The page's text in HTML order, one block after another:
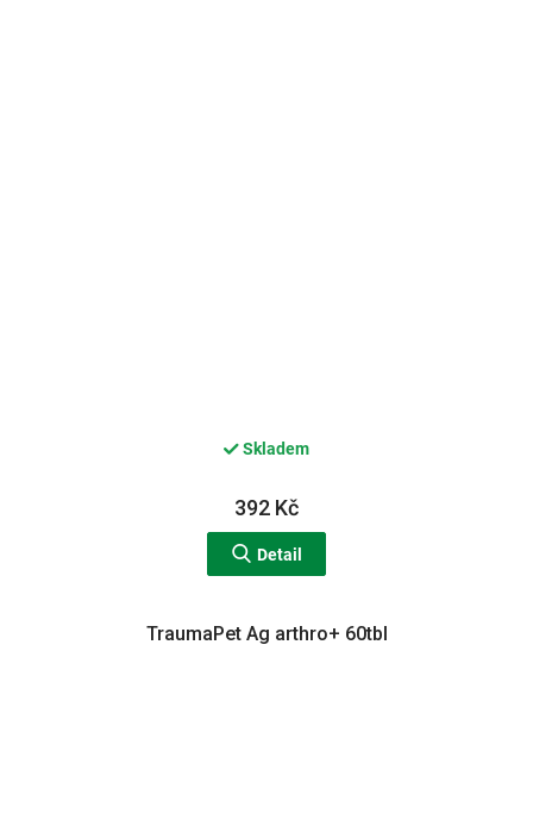
Skladem
392 Kč
Detail
TraumaPet Ag arthro+ 60tbl